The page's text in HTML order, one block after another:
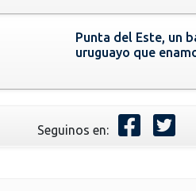
Punta del Este, un
uruguayo que
Seguinos en: